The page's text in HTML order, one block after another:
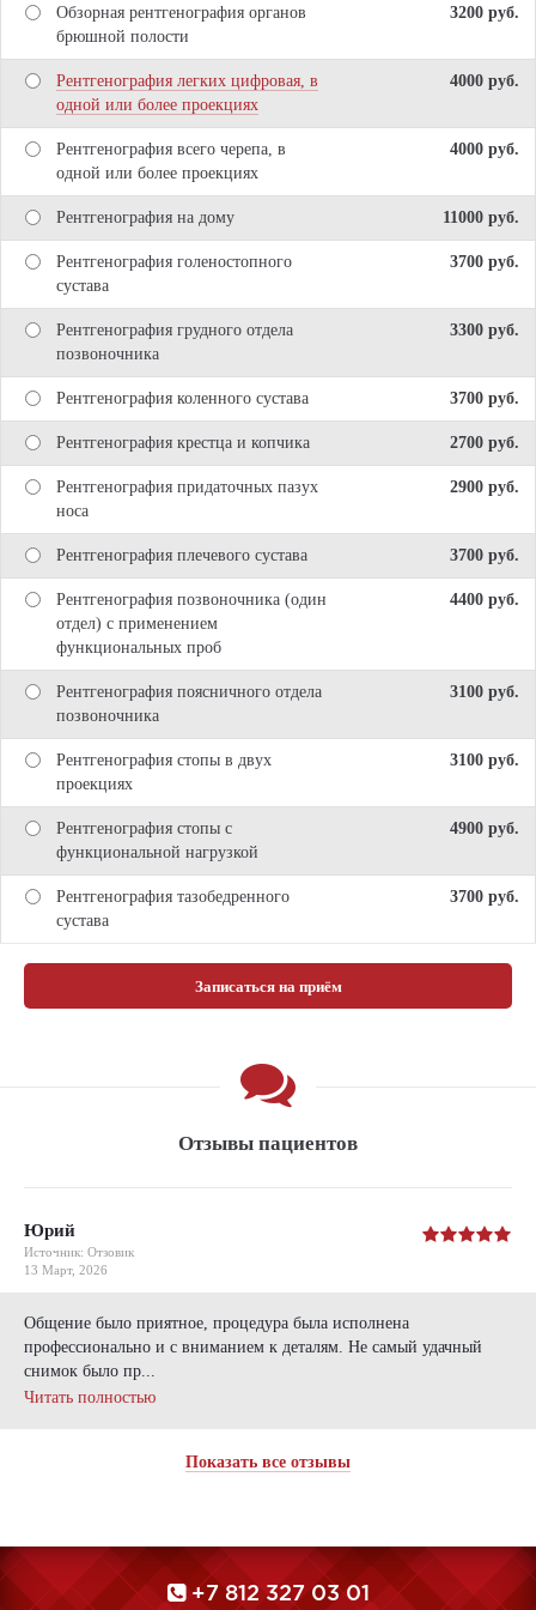
Обзорная рентгенография органов
брюшной полости
3200 pуб.
Рентгенография легких цифровая, в
одной или более проекциях
4000 pуб.
Рентгенография всего черепа, в
одной или более проекциях
4000 pуб.
Рентгенография на дому 11000 pуб.
Рентгенография голеностопного
сустава
3700 pуб.
Рентгенография грудного отдела
позвоночника
3300 pуб.
Рентгенография коленного сустава 3700 pуб.
Рентгенография крестца и копчика 2700 pуб.
Рентгенография придаточных пазух
носа
2900 pуб.
Рентгенография плечевого сустава 3700 pуб.
Рентгенография позвоночника (один
отдел) с применением
функциональных проб
4400 pуб.
Рентгенография поясничного отдела
позвоночника
3100 pуб.
Рентгенография стопы в двух
проекциях
3100 pуб.
Рентгенография стопы с
функциональной нагрузкой
4900 pуб.
Рентгенография тазобедренного
сустава
3700 pуб.
Записаться на приём
Отзывы пациентов
Юрий
Источник: Отзовик
13 Март, 2026
Общение было приятное, процедура была исполнена
профессионально и с вниманием к деталям. Не самый удачный
снимок было пр...
Читать полностью
Показать все отзывы
+7 812 327 03 01